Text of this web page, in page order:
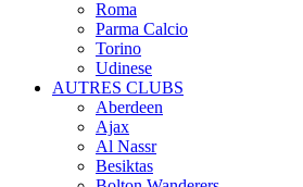
Roma
Parma Calcio
Torino
Udinese
AUTRES CLUBS
Aberdeen
Ajax
Al Nassr
Besiktas